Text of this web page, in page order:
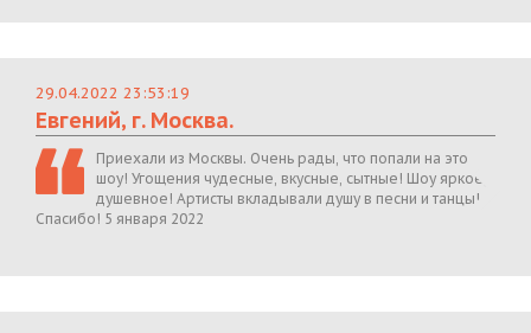
29.04.2022 23:53:19
Евгений, г. Москва.
Приехали из Москвы. Очень рады, что попали на это
шоу! Угощения чудесные, вкусные, сытные! Шоу яркое,
душевное! Артисты вкладывали душу в песни и танцы!
Спасибо! 5 января 2022